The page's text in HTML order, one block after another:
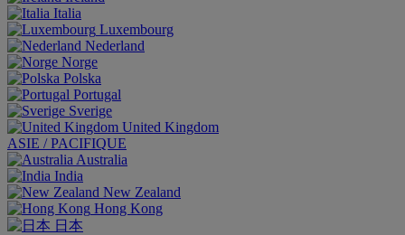
Italia
Luxembourg
Nederland
Norge
Polska
Portugal
Sverige
United Kingdom
ASIE / PACIFIQUE
Australia
India
New Zealand
Hong Kong
日本